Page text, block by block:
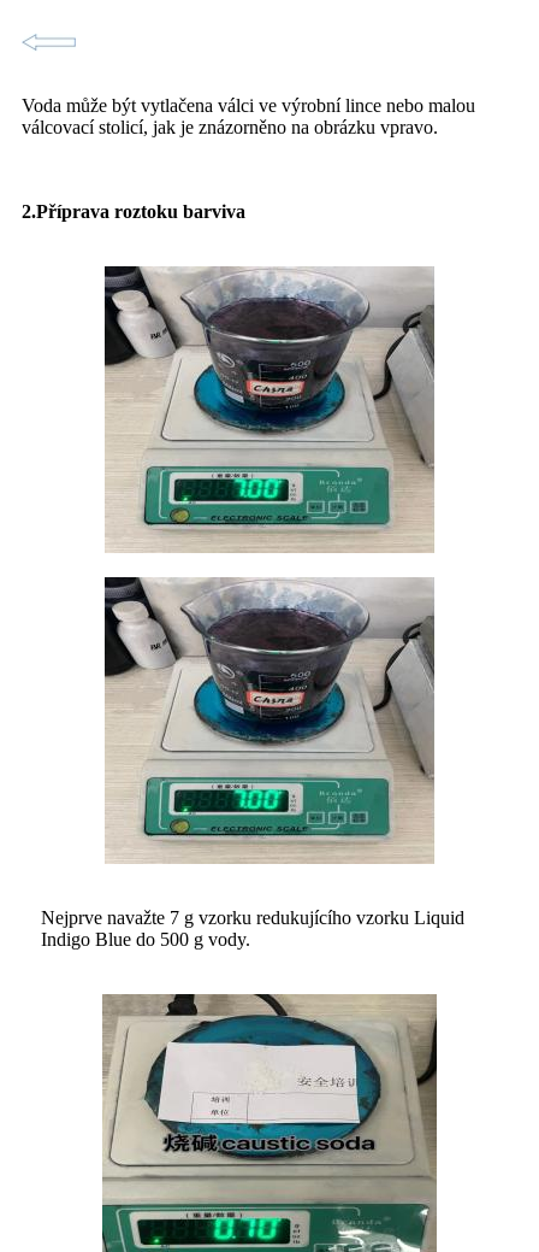
Voda může být vytlačena válci ve výrobní lince nebo malou
válcovací stolicí, jak je znázorněno na obrázku vpravo.
2.Příprava roztoku barviva
Nejprve navažte 7 g vzorku redukujícího vzorku Liquid
Indigo Blue do 500 g vody.